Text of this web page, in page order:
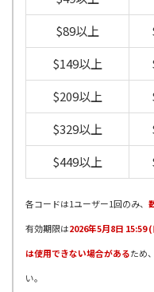
$89以上
$149以上
$209以上
$329以上
$449以上
各コードは1ユーザー1回のみ、
有効期限は2026年5月8日 15:59
は使用できない場合があるため
い。